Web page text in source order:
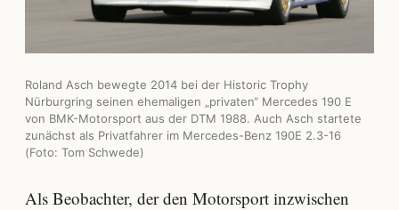
Roland Asch bewegte 2014 bei der Historic Trophy
Nürburgring seinen ehemaligen „privaten“ Mercedes 190 E
von BMK-Motorsport aus der DTM 1988. Auch Asch startete
zunächst als Privatfahrer im Mercedes-Benz 190E 2.3-16
(Foto: Tom Schwede)
Als Beobachter, der den Motorsport inzwischen